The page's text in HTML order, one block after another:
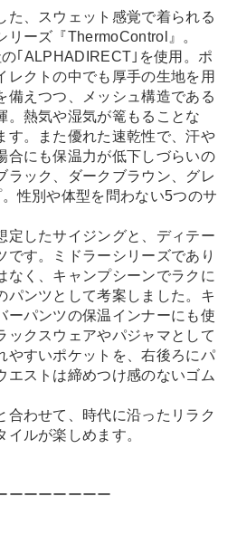
た、スウェット感覚で着られる
ーズ『ThermoControl』。
｢ALPHADIRECT｣を使用。ポ
レクトの中でも厚手の生地を用
備えつつ、メッシュ構造である
。熱気や湿気が篭もることな
す。また優れた速乾性で、汗や
合にも保温力が低下しづらいの
ラック、ダークブラウン、グレ
性別や体型を問わない5つのサ
定したサイジングと、ディテー
です。ミドラーシリーズであり
なく、キャンプシーンでラクに
パンツとして考案しました。キ
ーパンツの保温インナーにも使
ックスウェアやパジャマとして
やすいポケットを、右後ろにパ
エストは締めつけ感のないゴム
合わせて、時代に沿ったリラク
ルが楽しめます。
ーーーーーーー